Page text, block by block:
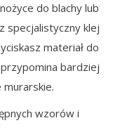
do blachy lub
specjalistyczny klej
materiał do
bardziej
murarskie.
wzorów i